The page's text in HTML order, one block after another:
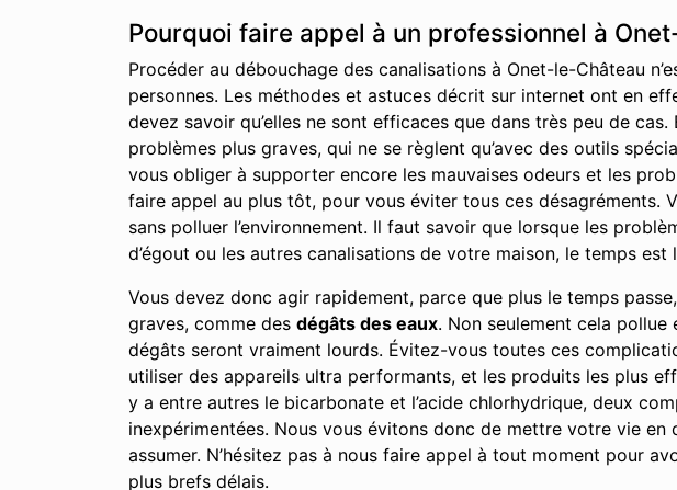
Pourquoi faire appel à un professionnel à
Procéder au débouchage des canalisations à Onet-le-Château
personnes. Les méthodes et astuces décrit sur internet ont en
devez savoir qu’elles ne sont efficaces que dans très peu de
problèmes plus graves, qui ne se règlent qu’avec des outils
vous obliger à supporter encore les mauvaises odeurs et les
faire appel au plus tôt, pour vous éviter tous ces
sans polluer l’environnement. Il faut savoir que lorsque les
d’égout ou les autres canalisations de votre maison, le temps est
Vous devez donc agir rapidement, parce que plus le temps
graves, comme des dégâts des eaux. Non seulement cela pollue
dégâts seront vraiment lourds. Évitez-vous toutes ces
utiliser des appareils ultra performants, et les produits les plus
y a entre autres le bicarbonate et l’acide chlorhydrique, deux
inexpérimentées. Nous vous évitons donc de mettre votre vie
assumer. N’hésitez pas à nous faire appel à tout moment pour
plus brefs délais.